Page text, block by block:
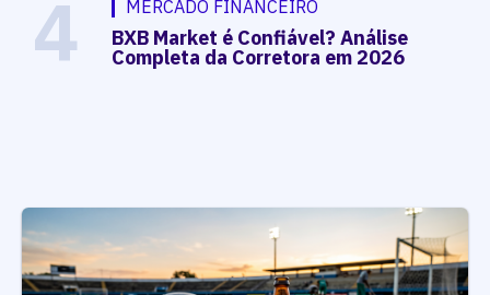
4 MERCADO FINANCEIRO
BXB Market é Confiável? Análise
Completa da Corretora em 2026